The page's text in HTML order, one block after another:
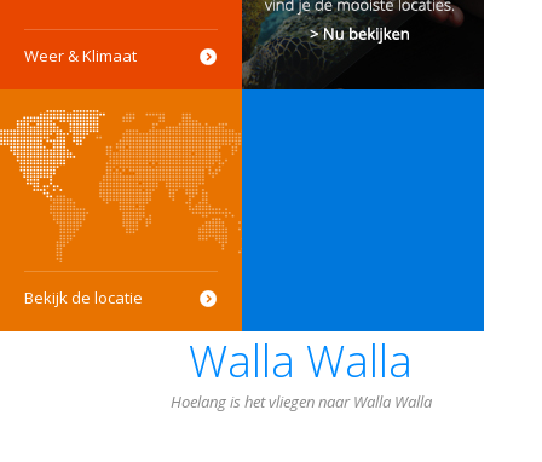
Weer & Klimaat
Bekijk de locatie
Walla Walla
Hoelang is het vliegen naar Walla Walla